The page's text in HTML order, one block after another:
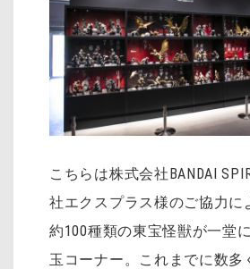
こちらは株式会社BANDAI
社エクスプラス様のご協力に
約100種類の東宝怪獣が一堂
玉コーナー。これまでに数多